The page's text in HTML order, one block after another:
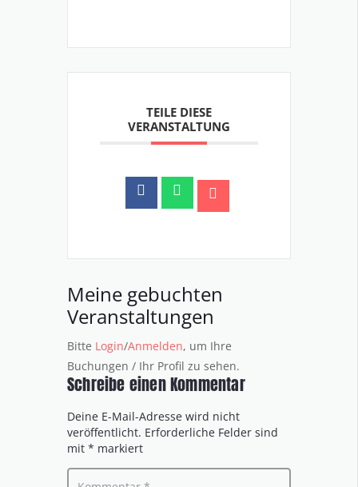
TEILE DIESE
VERANSTALTUNG
Meine gebuchten
Veranstaltungen
Bitte Login/Anmelden, um Ihre
Buchungen / Ihr Profil zu sehen.
Schreibe einen Kommentar
Deine E-Mail-Adresse wird nicht
veröffentlicht. Erforderliche Felder sind
mit * markiert